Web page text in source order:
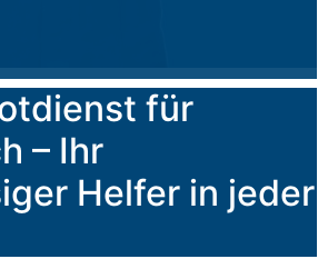
für
– Ihr
Helfer in jeder